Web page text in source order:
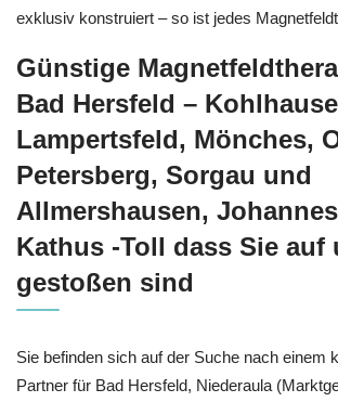
exklusiv konstruiert – so ist jedes
Günstige
Bad Hersfeld –
Lampertsfeld, Mönches,
Petersberg, Sorgau und
Allmershausen,
Kathus -Toll dass Sie auf
gestoßen sind
Sie befinden sich auf der Suche nach einem
Partner für Bad Hersfeld, Niederaula